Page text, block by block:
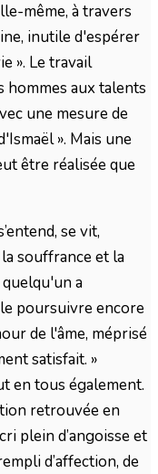
même, à travers
inutile d'espérer
». Le travail
hommes aux talents
une mesure de
». Mais une
être réalisée que
se vit,
souffrance et la
a
poursuivre encore
de l'âme, méprisé
satisfait. »
en tous également.
retrouvée en
plein d’angoisse et
d’affection, de